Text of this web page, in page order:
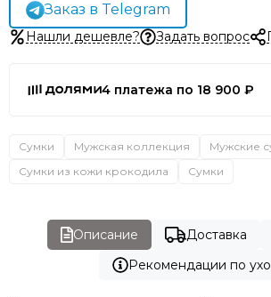
Заказ в Telegram
Нашли дешевле? Задать вопрос
4 платежа по 18 900 ₽
Сумки Мужская коллекция
Мужские
Сумки из кожи крокодила
Сумки
Описание Доставка
Рекомендации по